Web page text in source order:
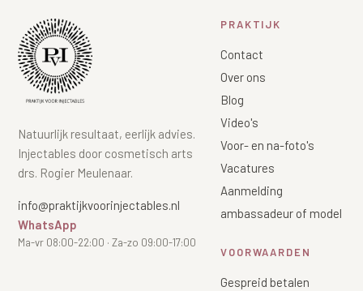
Natuurlijk resultaat, eerlijk advies.
Injectables door cosmetisch arts
drs. Rogier Meulenaar.
info@praktijkvoorinjectables.nl
WhatsApp
Ma-vr 08:00-22:00 · Za-zo 09:00-17:00
PRAKTIJK
Contact
Over ons
Blog
Video's
Voor- en na-foto's
Vacatures
Aanmelding
ambassadeur of model
VOORWAARDEN
Gespreid betalen